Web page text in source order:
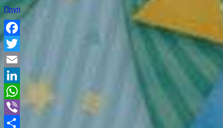
Πηγή
Facebook
Twitter
Email
LinkedIn
WhatsApp
Viber